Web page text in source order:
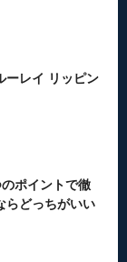
ーレイ リッピン
ポイントで徹
らどっちがいい